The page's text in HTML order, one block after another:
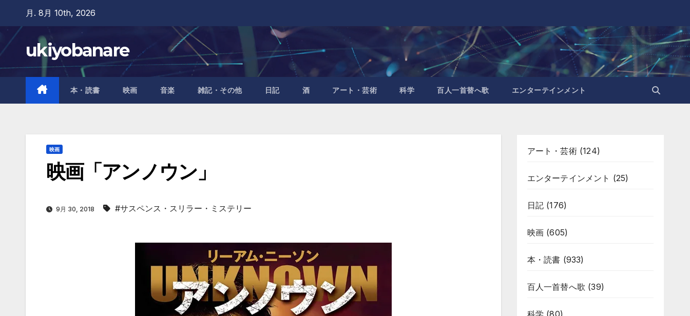
content
月. 8月 10th, 2026
ukiyobanare
本・読書 映画 音楽 雑記・その他 日記 酒 アート・芸術 科学 百人一首替へ歌 エンターテインメント
映画
映画「アンノウン」
9月 30, 2018 #サスペンス・スリラー・ミステリー
アート・芸術(124)
エンターテインメント (25)
日記(176)
映画(605)
本・読書 (933)
百人一首替へ歌 (39)
科学 (80)